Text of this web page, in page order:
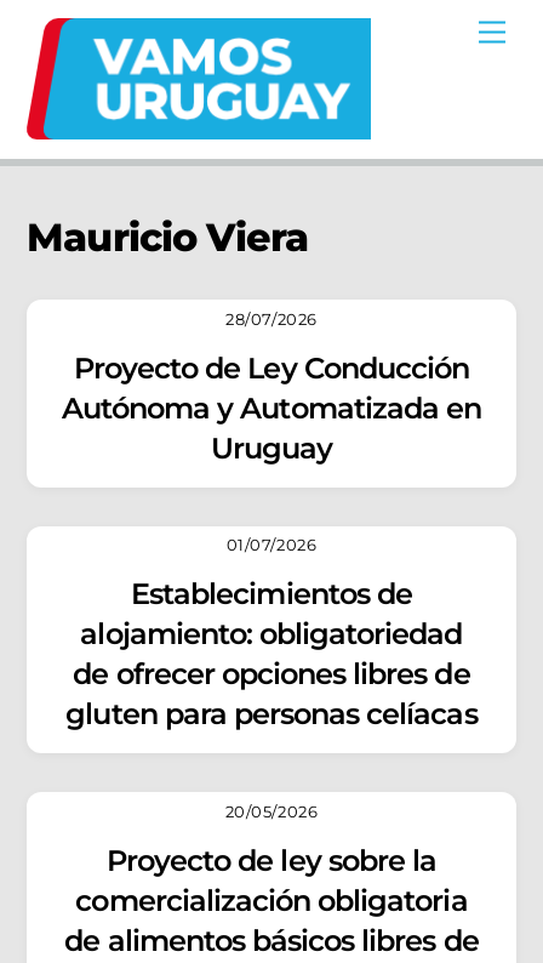
content
Mauricio Viera
28/07/2026
Proyecto de Ley Conducción
Autónoma y Automatizada en
Uruguay
01/07/2026
Establecimientos de
alojamiento: obligatoriedad
de ofrecer opciones libres de
gluten para personas celíacas
20/05/2026
Proyecto de ley sobre la
comercialización obligatoria
de alimentos básicos libres de